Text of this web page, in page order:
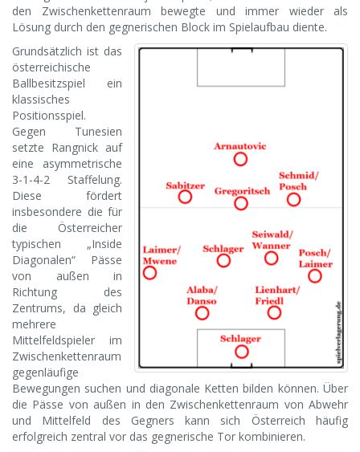
den Zwischenkettenraum bewegte und immer wieder als
Lösung durch den gegnerischen Block im Spielaufbau diente.
Grundsätzlich ist das
österreichische
Ballbesitzspiel ein
klassisches
Positionsspiel.
Gegen Tunesien
setzte Rangnick auf
eine asymmetrische
3-1-4-2 Staffelung.
Diese fördert
insbesondere die für
die Österreicher
typischen „Inside
Diagonalen“ Pässe
von außen in
Richtung des
Zentrums, da gleich
mehrere
Mittelfeldspieler im
Zwischenkettenraum
gegenläufige
Bewegungen suchen und diagonale Ketten bilden können. Über
die Pässe von außen in den Zwischenkettenraum von Abwehr
und Mittelfeld des Gegners kann sich Österreich häufig
erfolgreich zentral vor das gegnerische Tor kombinieren.